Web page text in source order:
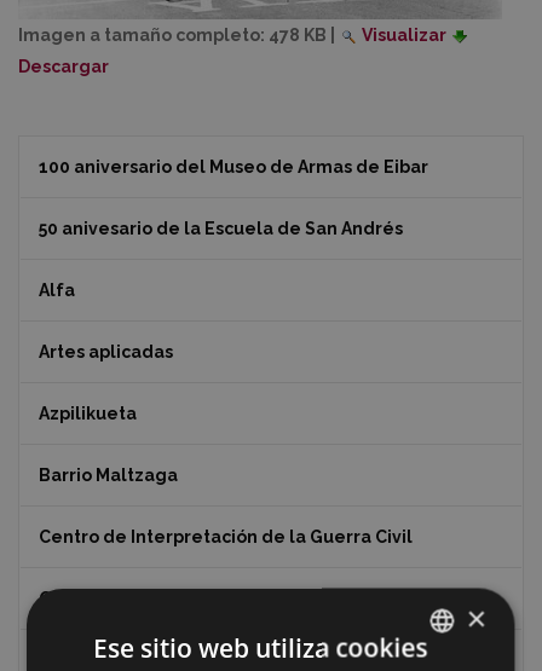
Imagen a tamaño completo: 478 KB
Visualizar
Descargar
100 aniversario del Museo de Armas de Eibar
50 anivesario de la Escuela de San Andrés
Alfa
Artes aplicadas
Azpilikueta
Barrio Maltzaga
Centro de Interpretación de la Guerra Civil
Ciclismo
Ciclismo "A rueda"
×
Ese sitio web utiliza cookies